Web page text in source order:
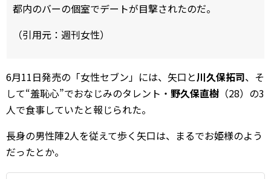
都内のバーの個室でデートが目撃されたのだ。
（引用元：週刊女性）
6月11日発売の「女性セブン」には、矢口と川久保拓司、そ
して“羞恥心”でおなじみのタレント・ 野久保直樹 （28）の3
人で食事していたと報じられた。
長身の男性陣2人を従えて歩く矢口は、まるでお姫様のよう
だったとか。